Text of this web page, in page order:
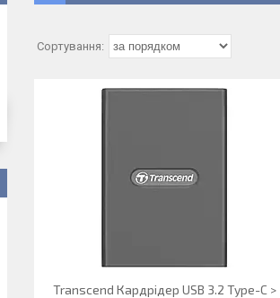
Transcend Кардрідер USB 3.2 Type-C >